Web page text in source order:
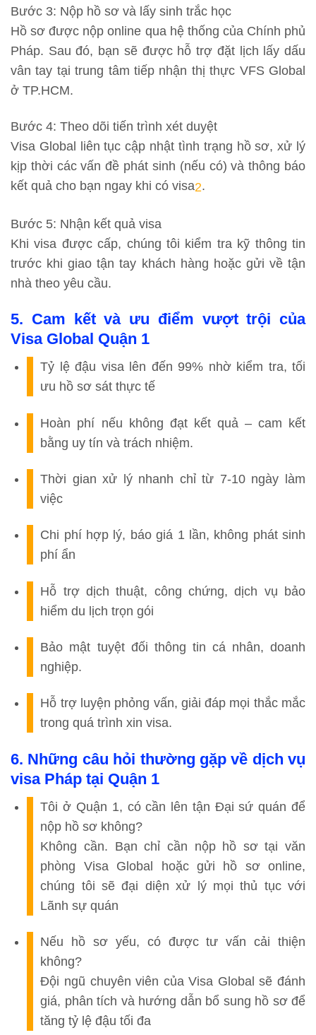
Bước 3: Nộp hồ sơ và lấy sinh trắc học
Hồ sơ được nộp online qua hệ thống của Chính phủ
Pháp. Sau đó, bạn sẽ được hỗ trợ đặt lịch lấy dấu
vân tay tại trung tâm tiếp nhận thị thực VFS Global
ở TP.HCM.
Bước 4: Theo dõi tiến trình xét duyệt
Visa Global liên tục cập nhật tình trạng hồ sơ, xử lý
kịp thời các vấn đề phát sinh (nếu có) và thông báo
kết quả cho bạn ngay khi có visa2.
Bước 5: Nhận kết quả visa
Khi visa được cấp, chúng tôi kiểm tra kỹ thông tin
trước khi giao tận tay khách hàng hoặc gửi về tận
nhà theo yêu cầu.
5. Cam kết và ưu điểm vượt trội của
Visa Global Quận 1
Tỷ lệ đậu visa lên đến 99% nhờ kiểm tra, tối
ưu hồ sơ sát thực tế
Hoàn phí nếu không đạt kết quả – cam kết
bằng uy tín và trách nhiệm.
Thời gian xử lý nhanh chỉ từ 7-10 ngày làm
việc
Chi phí hợp lý, báo giá 1 lần, không phát sinh
phí ẩn
Hỗ trợ dịch thuật, công chứng, dịch vụ bảo
hiểm du lịch trọn gói
Bảo mật tuyệt đối thông tin cá nhân, doanh
nghiệp.
Hỗ trợ luyện phỏng vấn, giải đáp mọi thắc mắc
trong quá trình xin visa.
6. Những câu hỏi thường gặp về dịch vụ
visa Pháp tại Quận 1
Tôi ở Quận 1, có cần lên tận Đại sứ quán để
nộp hồ sơ không?
Không cần. Bạn chỉ cần nộp hồ sơ tại văn
phòng Visa Global hoặc gửi hồ sơ online,
chúng tôi sẽ đại diện xử lý mọi thủ tục với
Lãnh sự quán
Nếu hồ sơ yếu, có được tư vấn cải thiện
không?
Đội ngũ chuyên viên của Visa Global sẽ đánh
giá, phân tích và hướng dẫn bổ sung hồ sơ để
tăng tỷ lệ đậu tối đa